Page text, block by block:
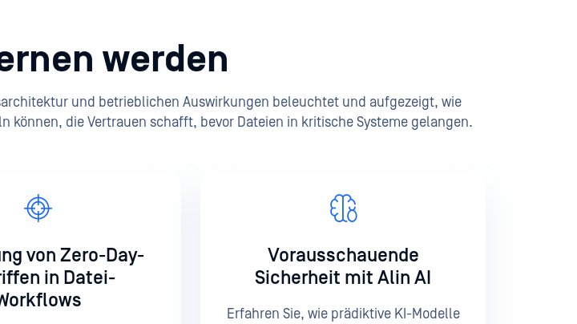
werden
und betrieblichen Auswirkungen beleuchtet und aufgezeigt, wie
die Vertrauen schafft, bevor Dateien in kritische Systeme gelangen.
von Zero-Day-
in Datei-
Vorausschauende
Sicherheit mit Alin AI
Erfahren Sie, wie prädiktive KI-Modelle